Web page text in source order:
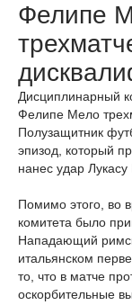
Фелипе
Дисциплинарный
Фелипе Мело
Полузащитник
эпизод, который
нанес удар Лукасу
Помимо этого, во
комитета было
Нападающий
итальянском
то, что в матче
оскорбительные